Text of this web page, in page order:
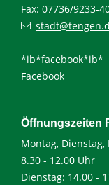
Fax: 07736/9233-
*ib*facebook*ib*
Facebook
Öffnungszeiten
Montag,
8.30 - 12.00 Uhr
Dienstag: 14.00 -